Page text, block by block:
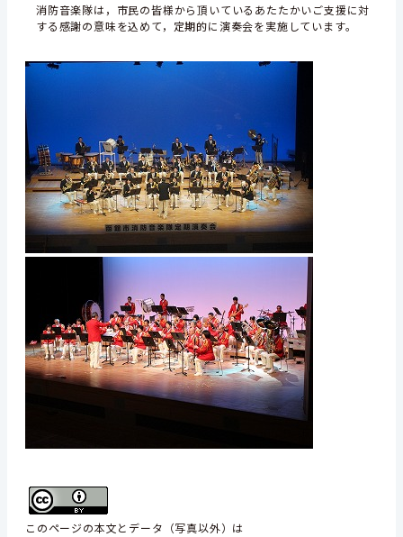
消防音楽隊は，市民の皆様から頂いているあたたかいご支援に対
する感謝の意味を込めて，定期的に演奏会を実施しています。
このページの本文とデータ（写真以外）は